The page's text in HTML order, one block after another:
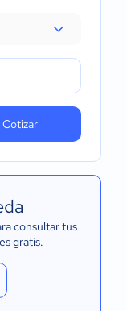
Cotizar
consultar tus
gratis.